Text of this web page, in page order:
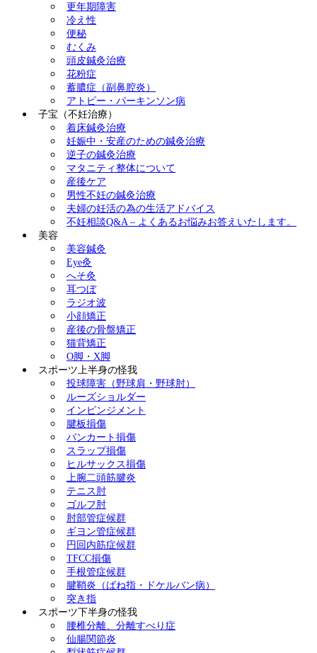
更年期障害
冷え性
便秘
むくみ
頭皮鍼灸治療
花粉症
蓄膿症（副鼻腔炎）
アトピー・パーキンソン病
子宝（不妊治療）
着床鍼灸治療
妊娠中・安産のための鍼灸治療
逆子の鍼灸治療
マタニティ整体について
産後ケア
男性不妊の鍼灸治療
夫婦の妊活の為の生活アドバイス
不妊相談Q&A – よくあるお悩みお答えいたします。
美容
美容鍼灸
Eye灸
へそ灸
耳つぼ
ラジオ波
小顔矯正
産後の骨盤矯正
猫背矯正
O脚・X脚
スポーツ上半身の怪我
投球障害（野球肩・野球肘）
ルーズショルダー
インピンジメント
腱板損傷
バンカート損傷
スラップ損傷
ヒルサックス損傷
上腕二頭筋腱炎
テニス肘
ゴルフ肘
肘部管症候群
ギヨン管症候群
円回内筋症候群
TFCC損傷
手根管症候群
腱鞘炎（ばね指・ドケルバン病）
突き指
スポーツ下半身の怪我
腰椎分離、分離すべり症
仙腸関節炎